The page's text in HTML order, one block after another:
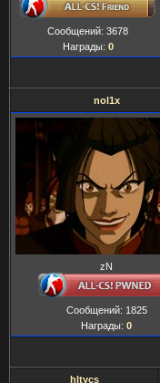
Сообщений: 3678
Награды: 0
nol1x
zN
Сообщений: 1825
Награды: 0
hltycs